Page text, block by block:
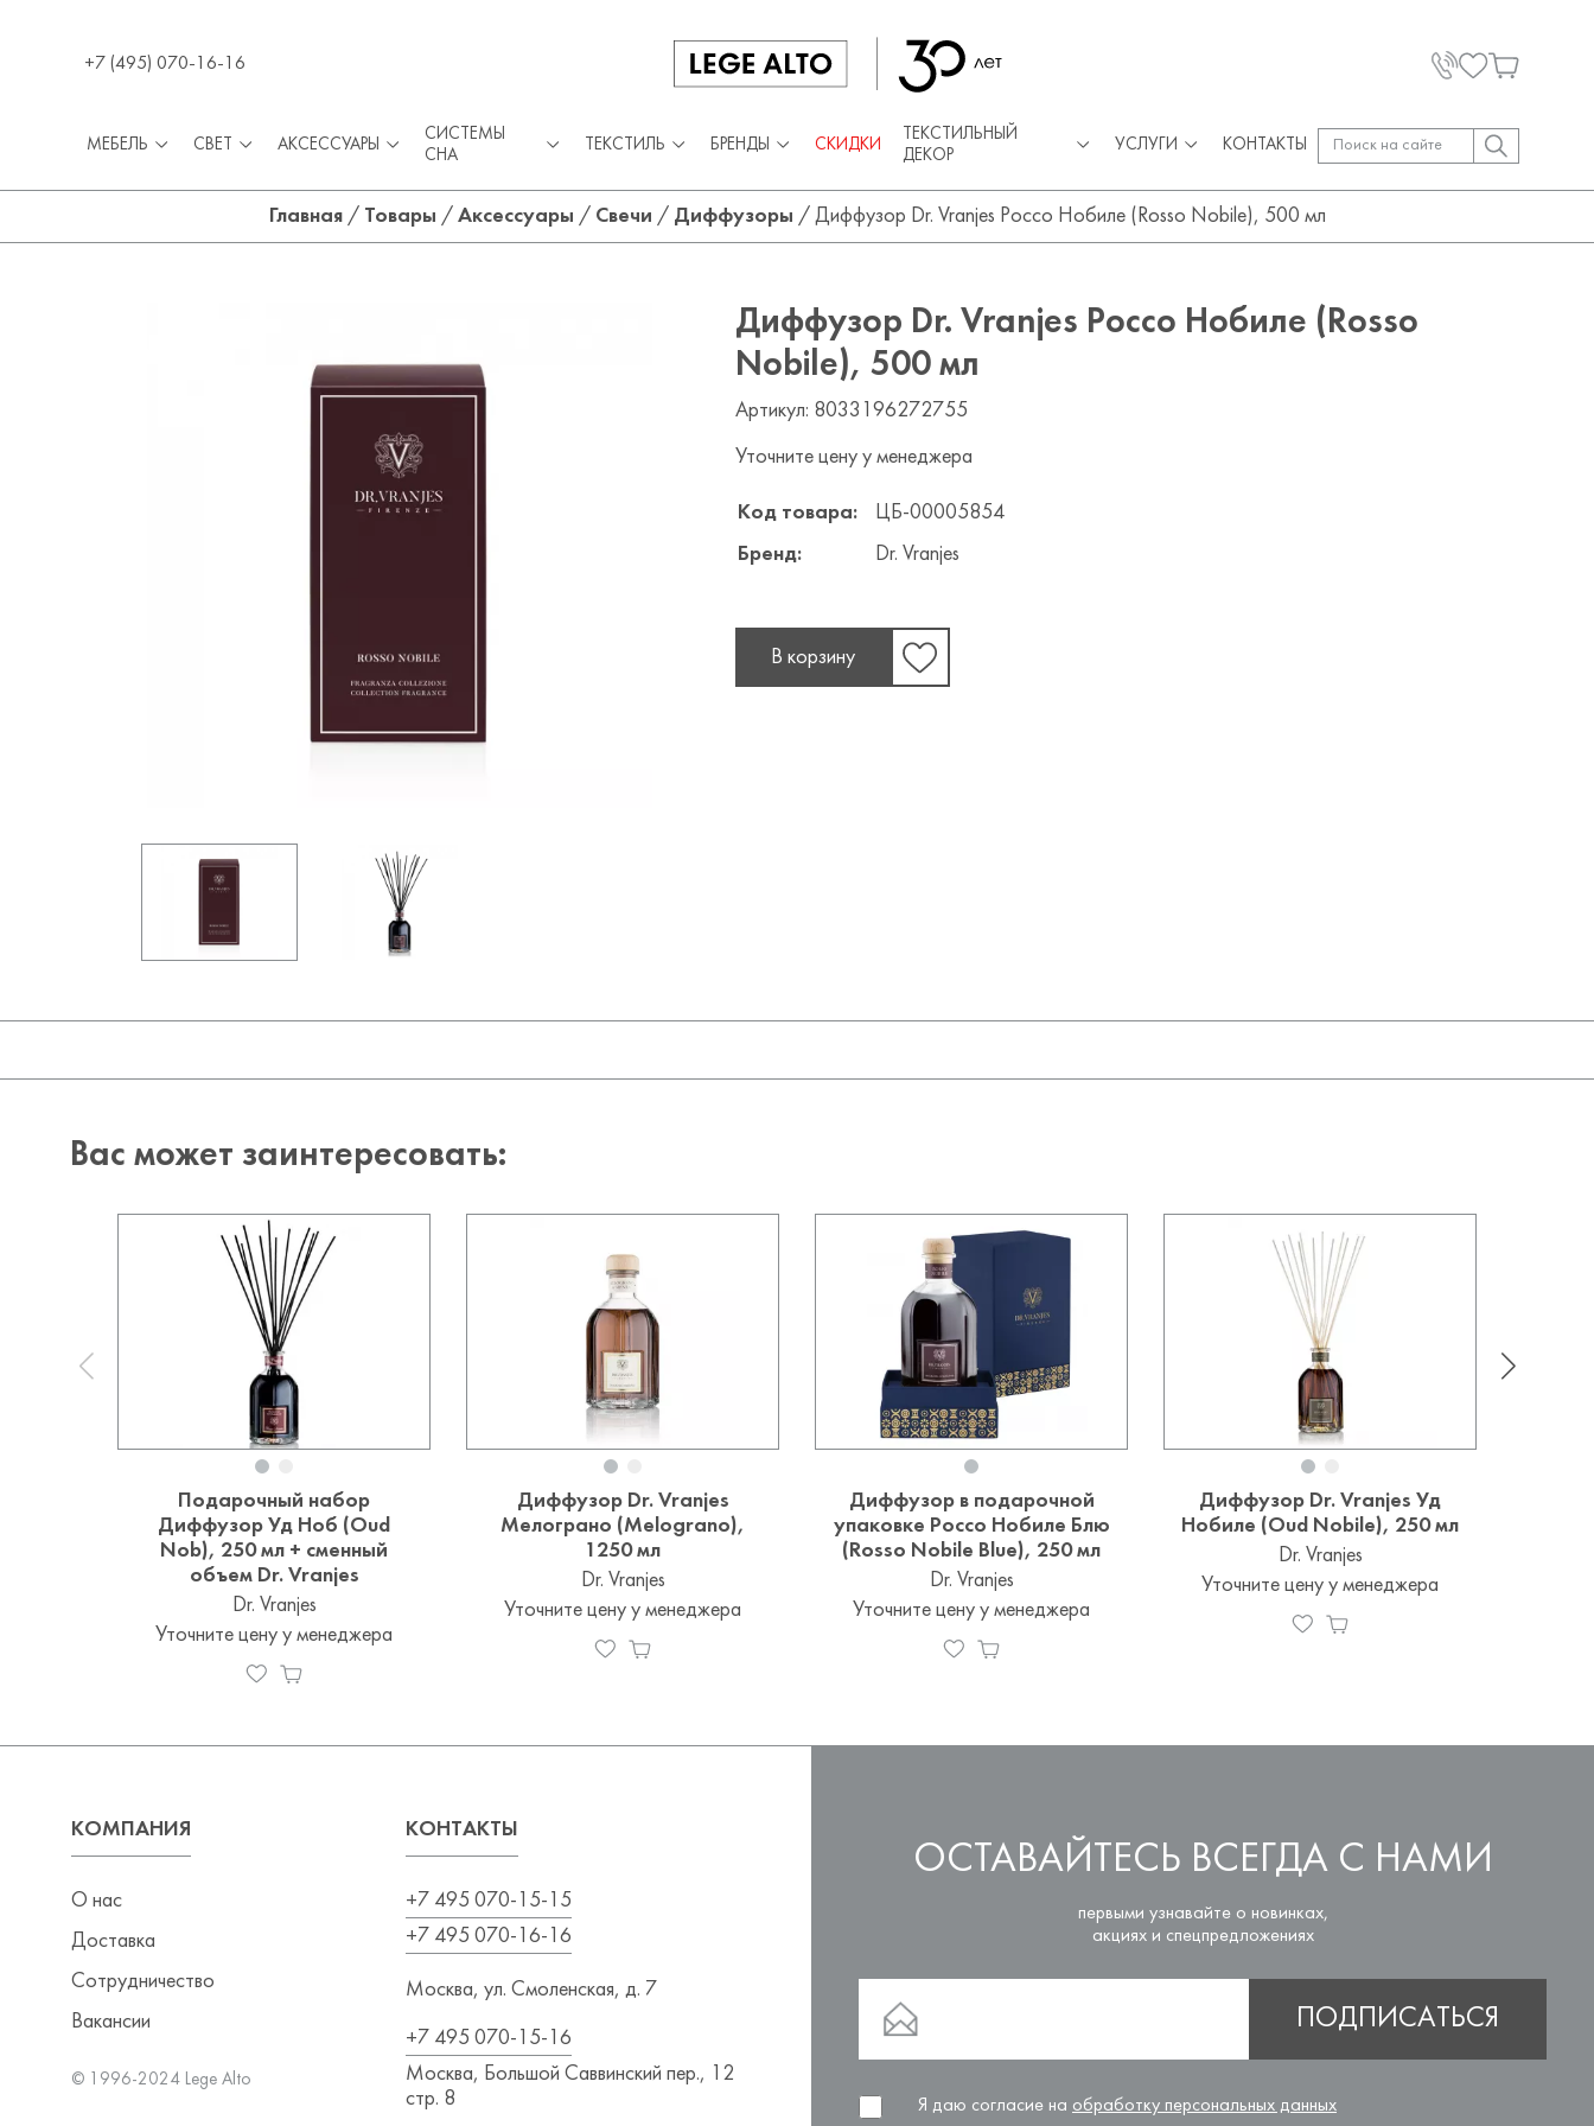
+7 (495) 070-16-16
МЕБЕЛЬ СВЕТ АКСЕССУАРЫ
СИСТЕМЫ
СНА
ТЕКСТИЛЬ БРЕНДЫ СКИДКИ
ТЕКСТИЛЬНЫЙ
ДЕКОР
УСЛУГИ КОНТАКТЫ
Главная/ Товары / Аксессуары / Свечи / Диффузоры / Диффузор Dr. Vranjes Россо Нобиле (Rosso Nobile), 500 мл
Диффузор Dr. Vranjes Россо Нобиле (Rosso
Nobile), 500 мл
Артикул: 8033196272755
Уточните цену у менеджера
Код товара: ЦБ-00005854
Бренд: Dr. Vranjes
В корзину
Вас может заинтересовать:
Подарочный набор
Диффузор Уд Ноб (Oud
Nob), 250 мл + сменный
объем Dr. Vranjes
Dr. Vranjes
Уточните цену у менеджера
Диффузор Dr. Vranjes
Мелограно (Melograno),
1250 мл
Dr. Vranjes
Уточните цену у менеджера
Диффузор в подарочной
упаковке Россо Нобиле Блю
(Rosso Nobile Blue), 250 мл
Dr. Vranjes
Уточните цену у менеджера
Диффузор Dr. Vranjes Уд
Нобиле (Oud Nobile), 250 мл
Dr. Vranjes
Уточните цену у менеджера
КОМПАНИЯ
О нас
Доставка
Сотрудничество
Вакансии
© 1996-2024 Lege Alto
КОНТАКТЫ
+7 495 070-15-15
+7 495 070-16-16
Москва, ул. Смоленская, д. 7
+7 495 070-15-16
Москва, Большой Саввинский пер., 12
стр. 8
ОСТАВАЙТЕСЬ ВСЕГДА С НАМИ
первыми узнавайте о новинках,
акциях и спецпредложениях
ПОДПИСАТЬСЯ
Я даю согласие на обработку персональных данных